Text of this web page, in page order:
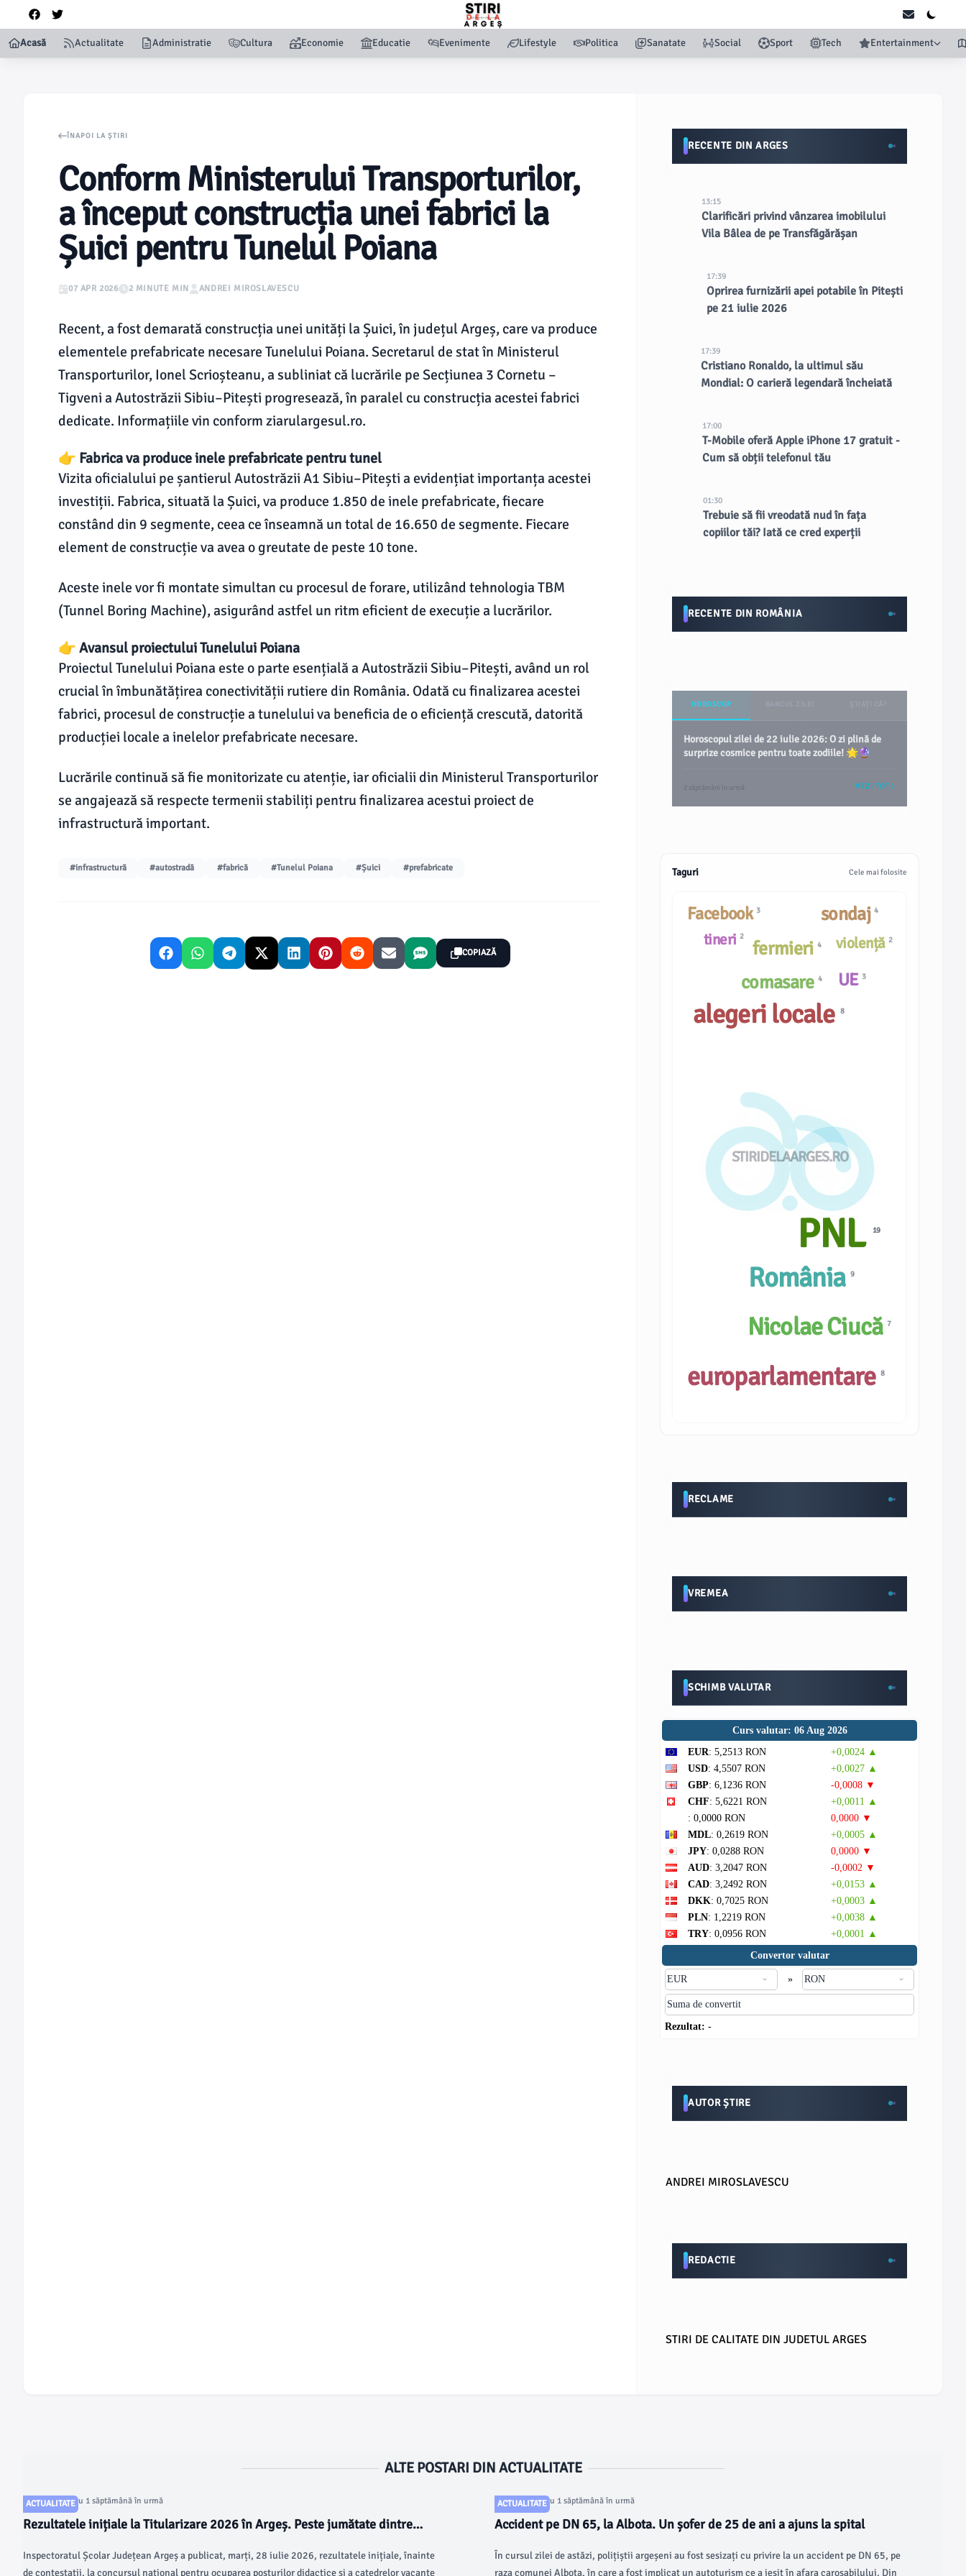
Acasă Actualitate Administratie Cultura Economie Educatie Evenimente Lifestyle Politica Sanatate Social Sport Tech Entertainment
ÎNAPOI LA ȘTIRI
Conform Ministerului Transporturilor,
a început construcția unei fabrici la
Șuici pentru Tunelul Poiana
07 APR 2026 2 MINUTE MIN ANDREI MIROSLAVESCU
Recent, a fost demarată construcția unei unități la Șuici, în județul Argeș, care va produce
elementele prefabricate necesare Tunelului Poiana. Secretarul de stat în Ministerul
Transporturilor, Ionel Scrioșteanu, a subliniat că lucrările pe Secțiunea 3 Cornetu –
Tigveni a Autostrăzii Sibiu–Pitești progresează, în paralel cu construcția acestei fabrici
dedicate. Informațiile vin conform ziarulargesul.ro.
👉 Fabrica va produce inele prefabricate pentru tunel
Vizita oficialului pe șantierul Autostrăzii A1 Sibiu–Pitești a evidențiat importanța acestei
investiții. Fabrica, situată la Șuici, va produce 1.850 de inele prefabricate, fiecare
constând din 9 segmente, ceea ce înseamnă un total de 16.650 de segmente. Fiecare
element de construcție va avea o greutate de peste 10 tone.
Aceste inele vor fi montate simultan cu procesul de forare, utilizând tehnologia TBM
(Tunnel Boring Machine), asigurând astfel un ritm eficient de execuție a lucrărilor.
👉 Avansul proiectului Tunelului Poiana
Proiectul Tunelului Poiana este o parte esențială a Autostrăzii Sibiu–Pitești, având un rol
crucial în îmbunătățirea conectivității rutiere din România. Odată cu finalizarea acestei
fabrici, procesul de construcție a tunelului va beneficia de o eficiență crescută, datorită
producției locale a inelelor prefabricate necesare.
Lucrările continuă să fie monitorizate cu atenție, iar oficialii din Ministerul Transporturilor
se angajează să respecte termenii stabiliți pentru finalizarea acestui proiect de
infrastructură important.
#infrastructură #autostradă #fabrică #Tunelul Poiana #Șuici #prefabricate
COPIAZĂ
RECENTE DIN ARGES
13:15
Clarificări privind vânzarea imobilului
Vila Bâlea de pe Transfăgărășan
17:39
Oprirea furnizării apei potabile în Pitești
pe 21 iulie 2026
17:39
Cristiano Ronaldo, la ultimul său
Mondial: O carieră legendară încheiată
17:00
T-Mobile oferă Apple iPhone 17 gratuit -
Cum să obții telefonul tău
01:30
Trebuie să fii vreodată nud în fața
copiilor tăi? Iată ce cred experții
RECENTE DIN ROMÂNIA
HOROSCOP
Horoscopul zilei de 22 iulie 2026: O zi plină de
surprize cosmice pentru toate zodiile! 🌟🔮
2 săptămâni în urmă VEZI TOT
Taguri Cele mai folosite
STIRIDELAARGES.RO
tineri 2
europarlamentare 8
comasare4
fermieri4 violență 2
Facebook 3
UE 3
sondaj4
alegeri locale 8
Nicolae Ciucă7
România9
PNL 19
RECLAME
VREMEA
SCHIMB VALUTAR
Curs valutar: 06 Aug 2026
EUR: 5,2513 RON
+0,0024 ▲
USD: 4,5507 RON
+0,0027 ▲
GBP: 6,1236 RON
-0,0008 ▼
CHF: 5,6221 RON
+0,0011 ▲
: 0,0000 RON
0,0000 ▼
MDL: 0,2619 RON
+0,0005 ▲
JPY: 0,0288 RON
0,0000 ▼
AUD: 3,2047 RON
-0,0002 ▼
CAD: 3,2492 RON
+0,0153 ▲
DKK: 0,7025 RON
+0,0003 ▲
PLN: 1,2219 RON
+0,0038 ▲
TRY: 0,0956 RON
+0,0001 ▲
Convertor valutar
»
Rezultat: -
AUTOR ȘTIRE
ANDREI MIROSLAVESCU
REDACTIE
STIRI DE CALITATE DIN JUDETUL ARGES
ALTE POSTARI DIN ACTUALITATE
ACTUALITATE
Articol postat cu 1 săptămână în urmă
Rezultatele inițiale la Titularizare 2026 în Argeș. Peste jumătate dintre
Inspectoratul Școlar Județean Argeș a publicat, marți, 28 iulie 2026, rezultatele inițiale, înainte
de contestații, la concursul național pentru ocuparea posturilor didactice și a catedrelor vacante
ACTUALITATE
Articol postat cu 1 săptămână în urmă
Accident pe DN 65, la Albota. Un șofer de 25 de ani a ajuns la spital
În cursul zilei de astăzi, polițiștii argeșeni au fost sesizați cu privire la un accident pe DN 65, pe
raza comunei Albota, în care a fost implicat un autoturism ce a ieșit în afara carosabilului. Din